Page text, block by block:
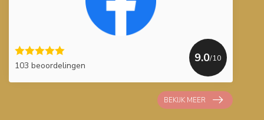
103 beoordelingen
9.0/10
BEKIJK MEER